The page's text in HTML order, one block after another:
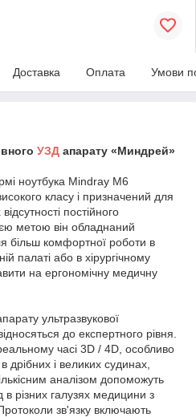
Доставка Оплата Умови
УЗД апарату «Миндрей»
ноутбука Mindray M6
класу і призначений для
постійного
метою він обладнаний
більш комфортної роботи в
палаті або в хірургічному
на ергономічну медичну
ультразвукової
до експертного рівня.
часі 3D / 4D, особливо
дрібних і великих судинах,
аналізом допоможуть
різних галузях медицини з
зв'язку включають